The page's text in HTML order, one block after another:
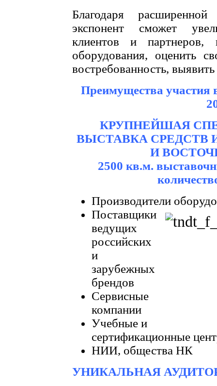
Благодаря
экспонент сможет
клиентов и партнеров,
оборудования, оценить
востребованность,
Преимущества участия
КРУПНЕЙШАЯ
ВЫСТАВКА СРЕДСТВ
И
2500 кв.м.
Производители
Поставщики
ведущих
российских
и
зарубежных
брендов
Сервисные
компании
Учебные и
сертификационные
НИИ, общества НК
УНИКАЛЬНАЯ